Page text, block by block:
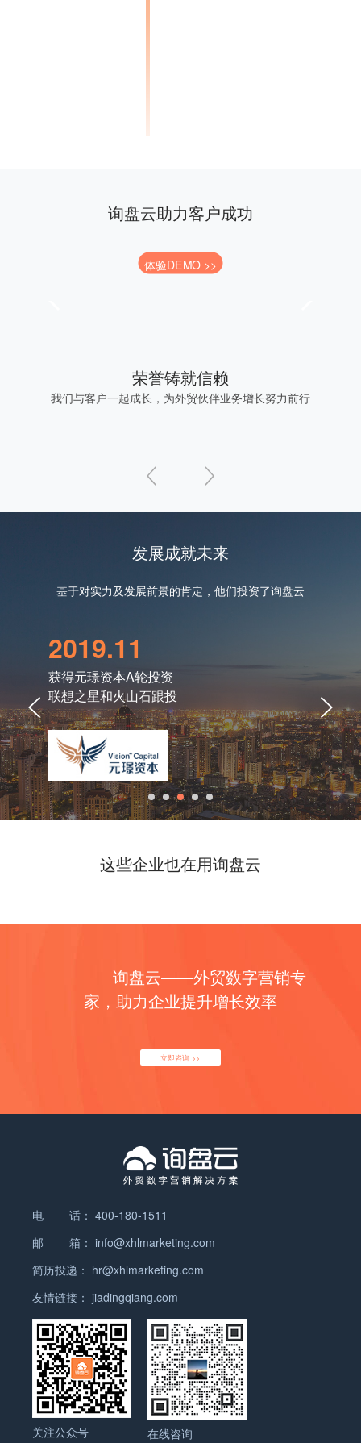
询盘云助力客户成功
体验DEMO >>
荣誉铸就信赖
我们与客户一起成长，为外贸伙伴业务增长努力前行
发展成就未来
基于对实力及发展前景的肯定，他们投资了询盘云
2019.11
获得元璟资本A轮投资
联想之星和火山石跟投
获得
这些企业也在用询盘云
询盘云——外贸数字营销专
家，助力企业提升增长效率
立即咨询 >>
电 话： 400-180-1511
邮 箱： info@xhlmarketing.com
简历投递： hr@xhlmarketing.com
友情链接： jiadingqiang.com
关注公众号 在线咨询